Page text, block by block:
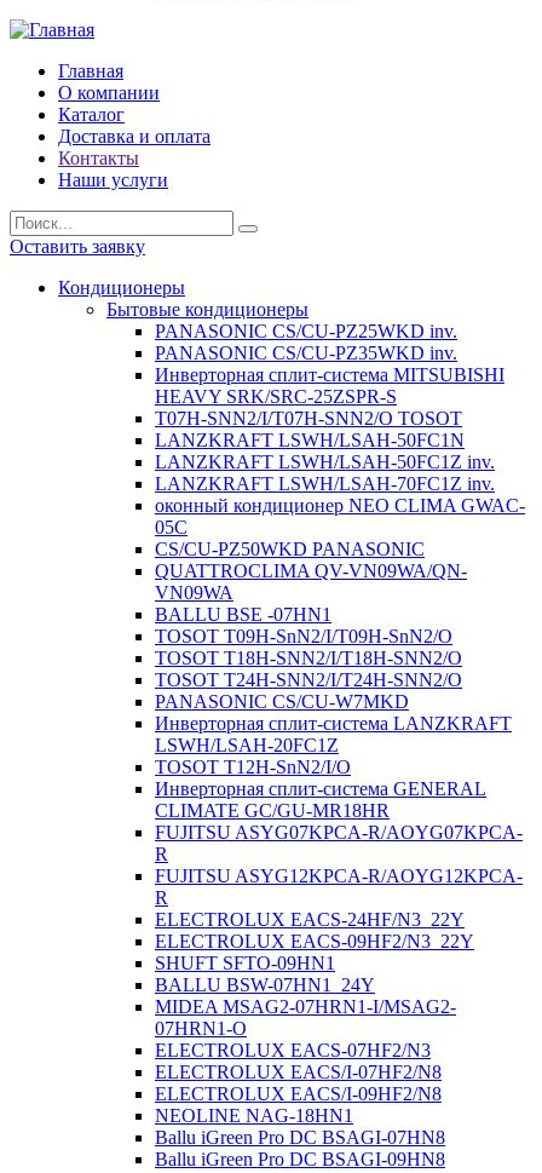
Главная
О компании
Каталог
Доставка и оплата
Контакты
Наши услуги
Оставить заявку
Кондиционеры
Бытовые кондиционеры
PANASONIC CS/CU-PZ25WKD inv.
PANASONIC CS/CU-PZ35WKD inv.
Инверторная сплит-система MITSUBISHI
HEAVY SRK/SRC-25ZSPR-S
T07H-SNN2/I/T07H-SNN2/O TOSOT
LANZKRAFT LSWH/LSAH-50FC1N
LANZKRAFT LSWH/LSAH-50FC1Z inv.
LANZKRAFT LSWH/LSAH-70FC1Z inv.
оконный кондиционер NEO CLIMA GWAC-
05C
CS/CU-PZ50WKD PANASONIC
QUATTROCLIMA QV-VN09WA/QN-
VN09WA
BALLU BSE -07HN1
TOSOT T09H-SnN2/I/T09H-SnN2/O
TOSOT T18H-SNN2/I/T18H-SNN2/O
TOSOT T24H-SNN2/I/T24H-SNN2/O
PANASONIC CS/CU-W7MKD
Инверторная сплит-система LANZKRAFT
LSWH/LSAH-20FC1Z
TOSOT T12H-SnN2/I/O
Инверторная сплит-система GENERAL
CLIMATE GC/GU-MR18HR
FUJITSU ASYG07KPCA-R/AOYG07KPCA-
R
FUJITSU ASYG12KPCA-R/AOYG12KPCA-
R
ELECTROLUX EACS-24HF/N3_22Y
ELECTROLUX EACS-09HF2/N3_22Y
SHUFT SFTO-09HN1
BALLU BSW-07HN1_24Y
MIDEA MSAG2-07HRN1-I/MSAG2-
07HRN1-O
ELECTROLUX EACS-07HF2/N3
ELECTROLUX EACS/I-07HF2/N8
ELECTROLUX EACS/I-09HF2/N8
NEOLINE NAG-18HN1
Ballu iGreen Pro DC BSAGI-07HN8
Ballu iGreen Pro DC BSAGI-09HN8